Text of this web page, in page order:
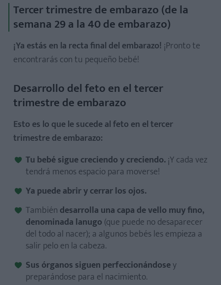
Tercer trimestre de embarazo (de la
semana 29 a la 40 de embarazo)
¡Ya estás en la recta final del embarazo! ¡Pronto te
encontrarás con tu pequeño bebé!
Desarrollo del feto en el tercer
trimestre de embarazo
Esto es lo que le sucede al feto en el tercer
trimestre de embarazo:
Tu bebé sigue creciendo y creciendo.¡Y cada vez
tendrá menos espacio para moverse!
Ya puede abrir y cerrar los ojos.
También desarrolla una capa de vello muy fino,
denominada lanugo (que puede no desaparecer
del todo al nacer); a algunos bebés les empieza a
salir pelo en la cabeza.
Sus órganos siguen perfeccionándosey
preparándose para el nacimiento.